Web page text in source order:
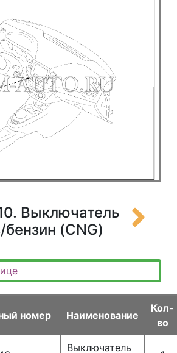
Выключатель
бензин (CNG)
номер Наименование
Кол-
во
Выключатель